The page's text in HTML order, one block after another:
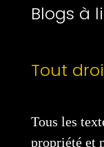
Blogs à
Tout
Tous les
propriété et